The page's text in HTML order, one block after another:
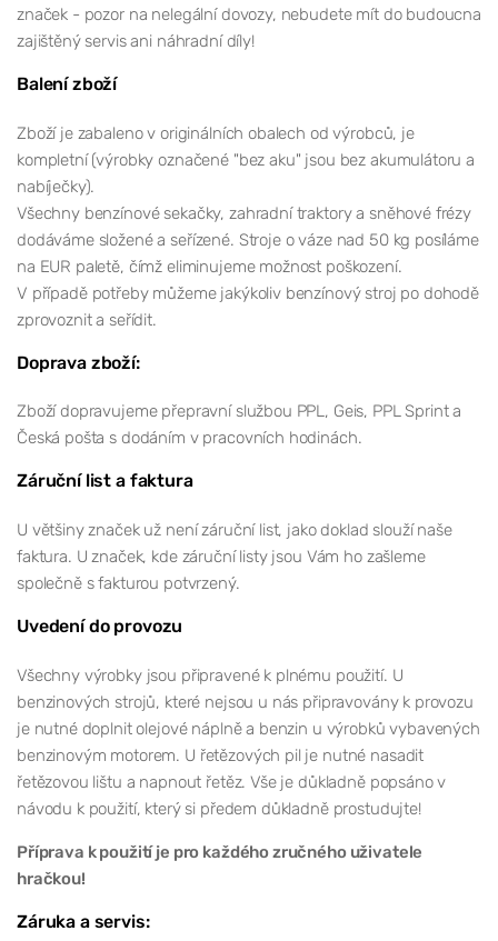
značek - pozor na nelegální dovozy, nebudete mít do budoucna
zajištěný servis ani náhradní díly!
Balení zboží
Zboží je zabaleno v originálních obalech od výrobců, je
kompletní (výrobky označené "bez aku" jsou bez akumulátoru a
nabíječky).
Všechny benzínové sekačky, zahradní traktory a sněhové frézy
dodáváme složené a seřízené. Stroje o váze nad 50 kg posíláme
na EUR paletě, čímž eliminujeme možnost poškození.
V případě potřeby můžeme jakýkoliv benzínový stroj po dohodě
zprovoznit a seřídit.
Doprava zboží:
Zboží dopravujeme přepravní službou PPL, Geis, PPL Sprint a
Česká pošta s dodáním v pracovních hodinách.
Záruční list a faktura
U většiny značek už není záruční list, jako doklad slouží naše
faktura. U značek, kde záruční listy jsou Vám ho zašleme
společně s fakturou potvrzený.
Uvedení do provozu
Všechny výrobky jsou připravené k plnému použití. U
benzinových strojů, které nejsou u nás připravovány k provozu
je nutné doplnit olejové náplně a benzin u výrobků vybavených
benzinovým motorem. U řetězových pil je nutné nasadit
řetězovou lištu a napnout řetěz. Vše je důkladně popsáno v
návodu k použití, který si předem důkladně prostudujte!
Příprava k použití je pro každého zručného uživatele
hračkou!
Záruka a servis: